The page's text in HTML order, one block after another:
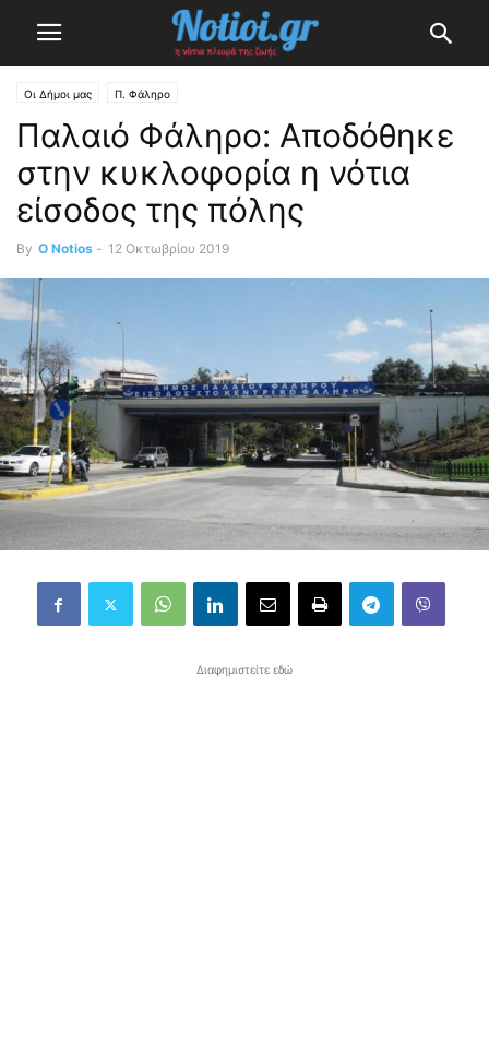
Οι Δήμοι μας Π. Φάληρο
Παλαιό Φάληρο: Αποδόθηκε
στην κυκλοφορία η νότια
είσοδος της πόλης
By O Notios - 12 Οκτωβρίου 2019
Διαφημιστείτε εδώ